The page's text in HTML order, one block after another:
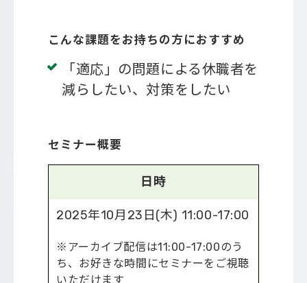
こんな課題をお持ちの方におすすめ
「適応」の問題による休職者を
減らしたい、対策をしたい
セミナー概要
日時
2025年10月23日(木) 11:00-17:00
※アーカイブ配信は11:00-17:00のう
ち、お好きな時間にセミナーをご視聴
いただけます